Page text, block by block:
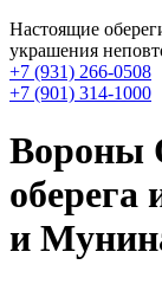
Настоящие
украшения
+7 (931) 266-0508
+7 (901) 314-1000
Вороны
оберега
и